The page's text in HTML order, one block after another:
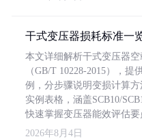
干式变压器损耗标准一
本文详细解析干式变压器
（GB/T 10228-2015），
例，分步骤说明变损计算
实例表格，涵盖SCB10/
快速掌握变压器能效评估要
2026年8月4日